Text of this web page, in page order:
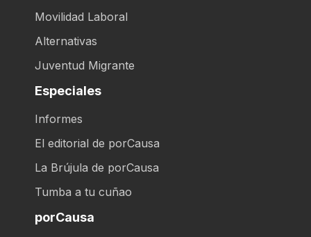
Movilidad Laboral
Alternativas
Juventud Migrante
Especiales
Informes
El editorial de porCausa
La Brújula de porCausa
Tumba a tu cuñao
porCausa